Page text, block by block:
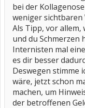
bei der
weniger
Als Tipp, vor allem,
und du Schmerzen
Internisten mal
es dir besser
Deswegen stimme
wäre, jetzt schon
machen, um
der betroffenen